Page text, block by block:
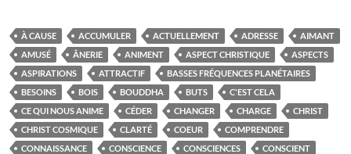
À CAUSE ACCUMULER ACTUELLEMENT ADRESSE
AIMANT
AMUSÉ
ÂNERIE ANIMENT ASPECT CHRISTIQUE
ASPECTS
ASPIRATIONS
ATTRACTIF
BASSES FRÉQUENCES PLANÉTAIRES
BESOINS
BOIS BOUDDHA BUTS
C'EST CELA
CE QUI NOUS ANIME
CÉDER CHANGER CHARGE
CHRIST
CHRIST COSMIQUE
CLARTÉ COEUR
COMPRENDRE
CONNAISSANCE
CONSCIENCE CONSCIENCES
CONSCIENT